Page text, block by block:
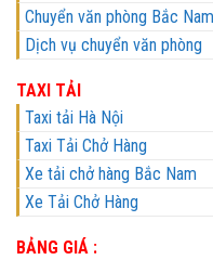
Chuyển văn phòng Bắc Nam
Dịch vụ chuyển văn phòng
TAXI TẢI
Taxi tải Hà Nội
Taxi Tải Chở Hàng
Xe tải chở hàng Bắc Nam
Xe Tải Chở Hàng
BẢNG GIÁ :